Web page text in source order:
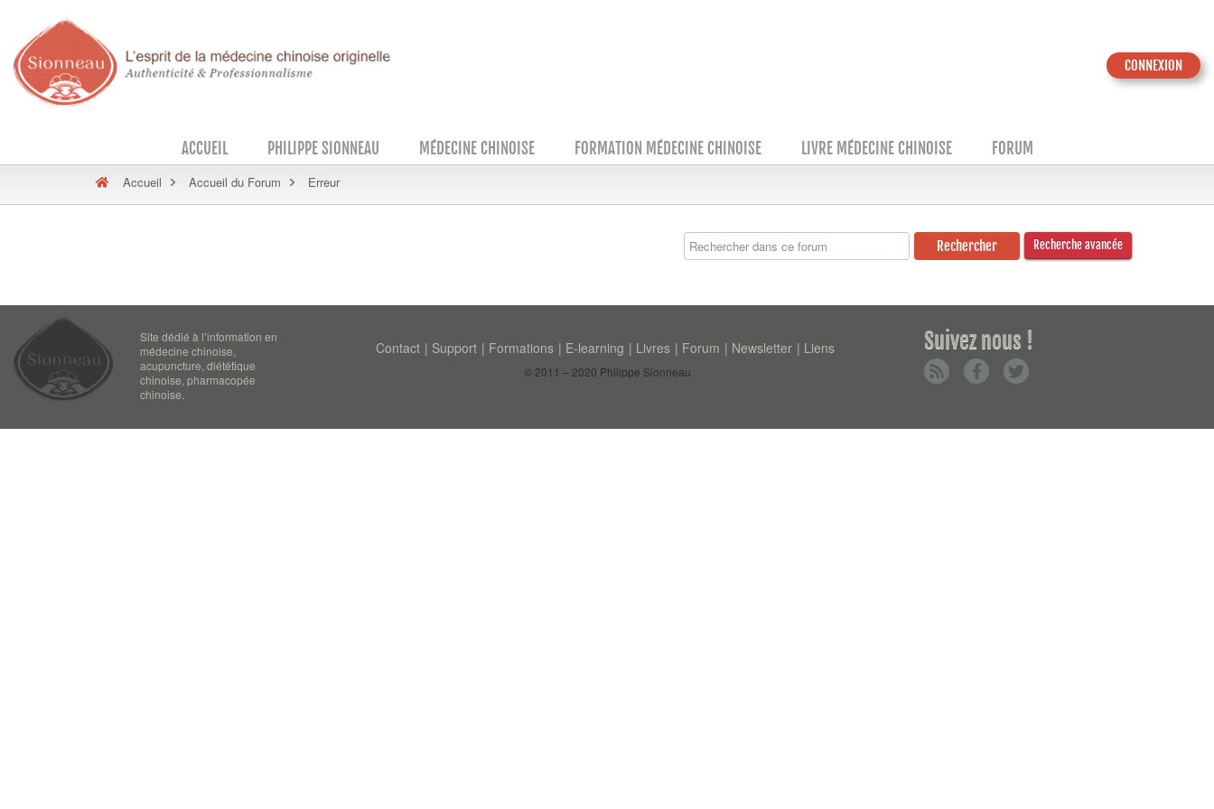
CONNEXION
ACCUEIL PHILIPPE SIONNEAU MÉDECINE CHINOISE FORMATION MÉDECINE CHINOISE LIVRE MÉDECINE CHINOISE FORUM
Accueil Accueil du Forum Erreur
Recherche avancée
Site dédié à l’information en
médecine chinoise,
acupuncture, diététique
chinoise, pharmacopée
chinoise.
Contact Support Formations E-learning Livres Forum Newsletter Liens
© 2011 – 2020 Philippe Sionneau
Suivez nous !